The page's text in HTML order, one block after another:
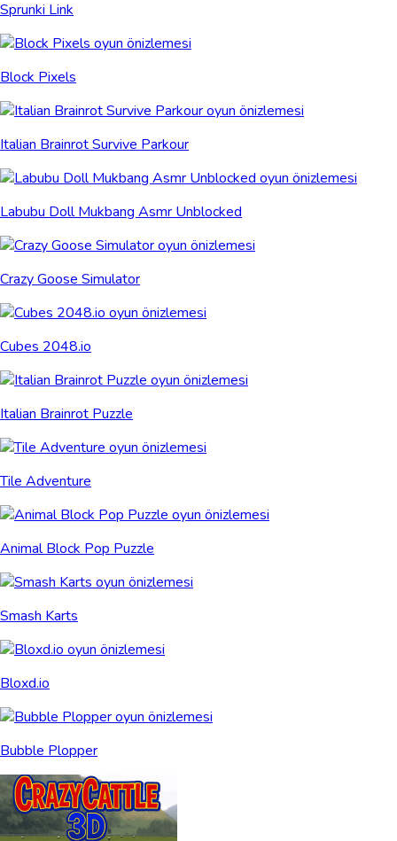
Sprunki Link
Block Pixels
Italian Brainrot Survive Parkour
Labubu Doll Mukbang Asmr Unblocked
Crazy Goose Simulator
Cubes 2048.io
Italian Brainrot Puzzle
Tile Adventure
Animal Block Pop Puzzle
Smash Karts
Bloxd.io
Bubble Plopper